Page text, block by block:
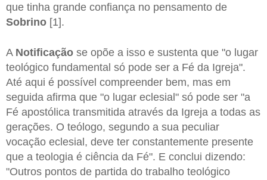
que tinha grande confiança no pensamento de
Sobrino [1].
A Notificação se opõe a isso e sustenta que "o lugar
teológico fundamental só pode ser a Fé da Igreja".
Até aqui é possível compreender bem, mas em
seguida afirma que "o lugar eclesial" só pode ser "a
Fé apostólica transmitida através da Igreja a todas as
gerações. O teólogo, segundo a sua peculiar
vocação eclesial, deve ter constantemente presente
que a teologia é ciência da Fé". E conclui dizendo:
"Outros pontos de partida do trabalho teológico